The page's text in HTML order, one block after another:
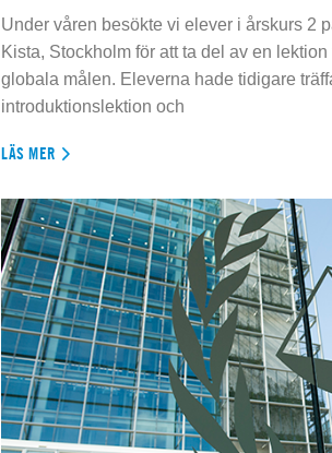
Under våren besökte vi elever i årskurs 2
Kista, Stockholm för att ta del av en
globala målen. Eleverna hade tidigare
introduktionslektion och
LÄS MER